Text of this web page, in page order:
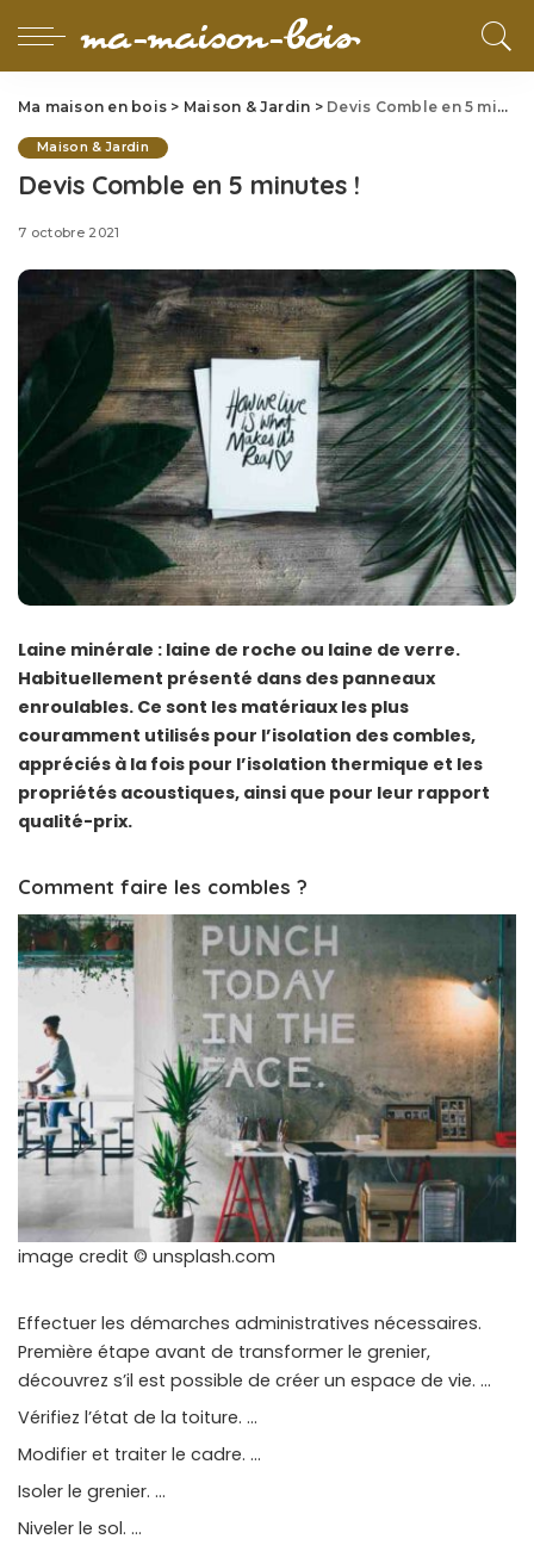
Ma maison en bois > Maison & Jardin > Devis Comble en 5 minutes !
Maison & Jardin
Devis Comble en 5 minutes !
7 octobre 2021
Laine minérale : laine de roche ou laine de verre.
Habituellement présenté dans des panneaux
enroulables. Ce sont les matériaux les plus
couramment utilisés pour l’isolation des combles,
appréciés à la fois pour l’isolation thermique et les
propriétés acoustiques, ainsi que pour leur rapport
qualité-prix.
Comment faire les combles ?
image credit © unsplash.com
Effectuer les démarches administratives nécessaires.
Première étape avant de transformer le grenier,
découvrez s’il est possible de créer un espace de vie. …
Vérifiez l’état de la toiture. …
Modifier et traiter le cadre. …
Isoler le grenier. …
Niveler le sol. …